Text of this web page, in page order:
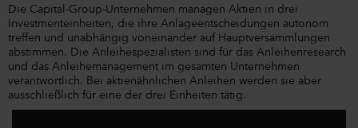
Die Capital-Group-Unternehmen managen Aktien in drei
Investmenteinheiten, die ihre Anlageentscheidungen autonom
treffen und unabhängig voneinander auf Hauptversammlungen
abstimmen. Die Anleihespezialisten sind für das Anleihenresearch
und das Anleihemanagement im gesamten Unternehmen
verantwortlich. Bei aktienähnlichen Anleihen werden sie aber
ausschließlich für eine der drei Einheiten tätig.